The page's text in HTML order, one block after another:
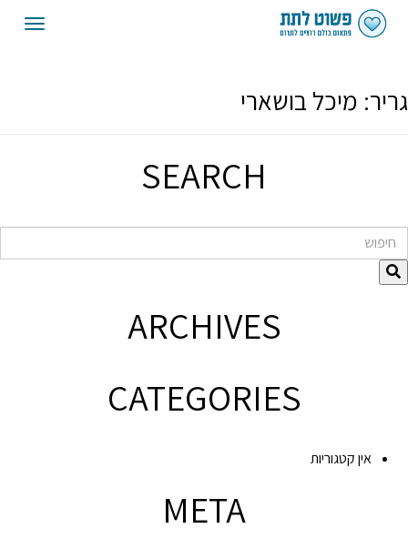
גריר: מיכל בושארי
SEARCH
חיפוש
ARCHIVES
CATEGORIES
אין קטגוריות
META